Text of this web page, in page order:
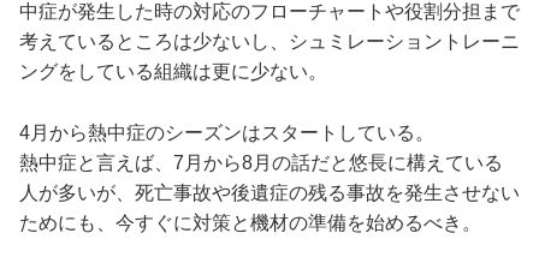
中症が発生した時の対応のフローチャートや役割分担まで
考えているところは少ないし、シュミレーショントレーニ
ングをしている組織は更に少ない。
4月から熱中症のシーズンはスタートしている。
熱中症と言えば、7月から8月の話だと悠長に構えている
人が多いが、死亡事故や後遺症の残る事故を発生させない
ためにも、今すぐに対策と機材の準備を始めるべき。